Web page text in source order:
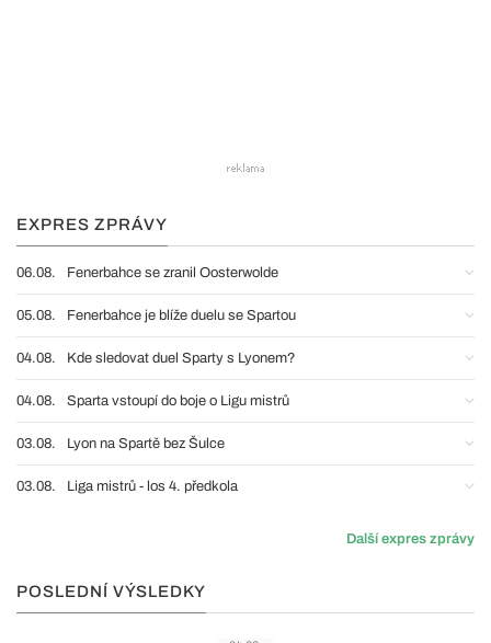
EXPRES ZPRÁVY
06.08. Fenerbahce se zranil Oosterwolde
05.08. Fenerbahce je blíže duelu se Spartou
04.08. Kde sledovat duel Sparty s Lyonem?
04.08. Sparta vstoupí do boje o Ligu mistrů
03.08. Lyon na Spartě bez Šulce
03.08. Liga mistrů - los 4. předkola
Další expres zprávy
POSLEDNÍ VÝSLEDKY